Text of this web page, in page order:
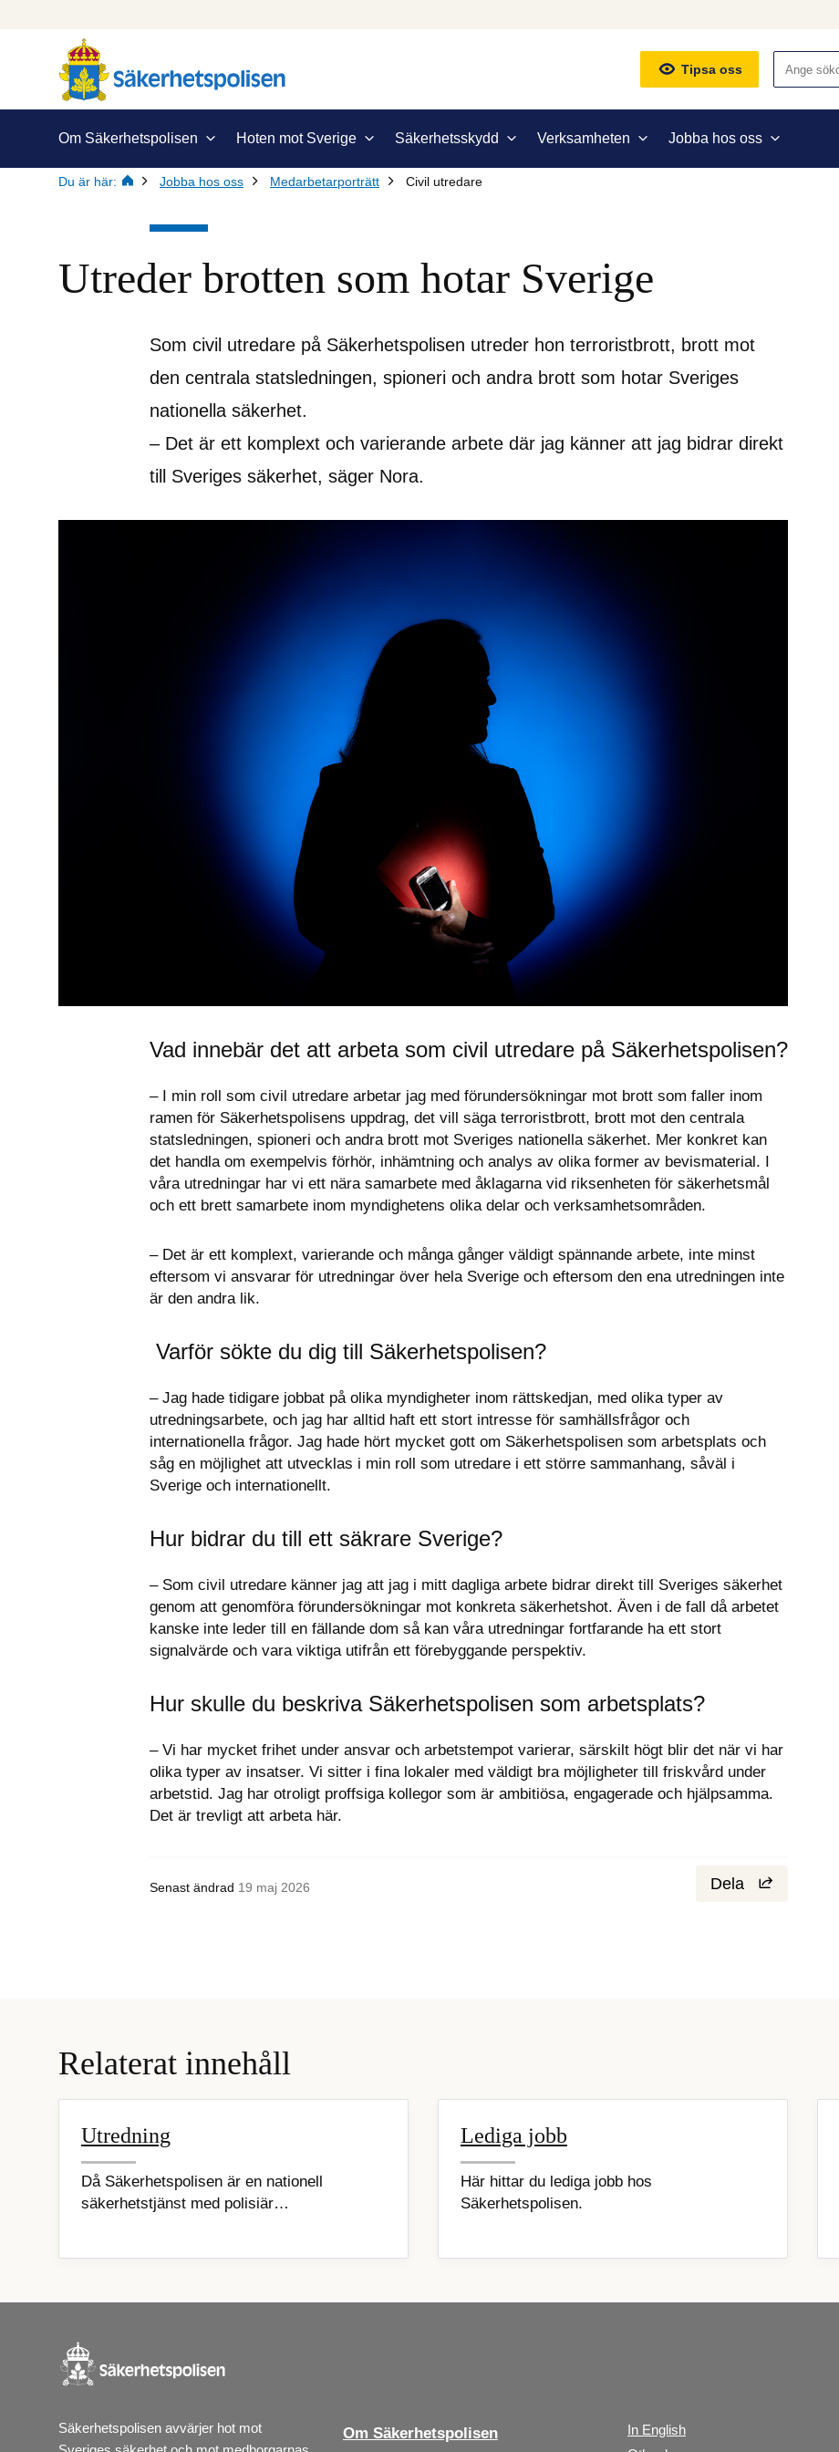
Tipsa oss
Om Säkerhetspolisen Hoten mot Sverige Säkerhetsskydd Verksamheten Jobba hos oss
Du är här: Jobba hos oss Medarbetarporträtt Civil utredare
Utreder brotten som hotar Sverige
Som civil utredare på Säkerhetspolisen utreder hon terroristbrott, brott mot
den centrala statsledningen, spioneri och andra brott som hotar Sveriges
nationella säkerhet.
– Det är ett komplext och varierande arbete där jag känner att jag bidrar direkt
till Sveriges säkerhet, säger Nora.
Vad innebär det att arbeta som civil utredare på Säkerhetspolisen?
– I min roll som civil utredare arbetar jag med förundersökningar mot brott som faller inom
ramen för Säkerhetspolisens uppdrag, det vill säga terroristbrott, brott mot den centrala
statsledningen, spioneri och andra brott mot Sveriges nationella säkerhet. Mer konkret kan
det handla om exempelvis förhör, inhämtning och analys av olika former av bevismaterial. I
våra utredningar har vi ett nära samarbete med åklagarna vid riksenheten för säkerhetsmål
och ett brett samarbete inom myndighetens olika delar och verksamhetsområden.
– Det är ett komplext, varierande och många gånger väldigt spännande arbete, inte minst
eftersom vi ansvarar för utredningar över hela Sverige och eftersom den ena utredningen inte
är den andra lik.
Varför sökte du dig till Säkerhetspolisen?
– Jag hade tidigare jobbat på olika myndigheter inom rättskedjan, med olika typer av
utredningsarbete, och jag har alltid haft ett stort intresse för samhällsfrågor och
internationella frågor. Jag hade hört mycket gott om Säkerhetspolisen som arbetsplats och
såg en möjlighet att utvecklas i min roll som utredare i ett större sammanhang, såväl i
Sverige och internationellt.
Hur bidrar du till ett säkrare Sverige?
– Som civil utredare känner jag att jag i mitt dagliga arbete bidrar direkt till Sveriges säkerhet
genom att genomföra förundersökningar mot konkreta säkerhetshot. Även i de fall då arbetet
kanske inte leder till en fällande dom så kan våra utredningar fortfarande ha ett stort
signalvärde och vara viktiga utifrån ett förebyggande perspektiv.
Hur skulle du beskriva Säkerhetspolisen som arbetsplats?
– Vi har mycket frihet under ansvar och arbetstempot varierar, särskilt högt blir det när vi har
olika typer av insatser. Vi sitter i fina lokaler med väldigt bra möjligheter till friskvård under
arbetstid. Jag har otroligt proffsiga kollegor som är ambitiösa, engagerade och hjälpsamma.
Det är trevligt att arbeta här.
Senast ändrad 19 maj 2026 Dela
Relaterat innehåll
Utredning
Då Säkerhetspolisen är en nationell
säkerhetstjänst med polisiär…
Lediga jobb
Här hittar du lediga jobb hos
Säkerhetspolisen.
Säkerhetspolisen avvärjer hot mot
Om Säkerhetspolisen
In English